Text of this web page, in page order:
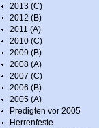
2013 (C)
2012 (B)
2011 (A)
2010 (C)
2009 (B)
2008 (A)
2007 (C)
2006 (B)
2005 (A)
Predigten vor 2005
Herrenfeste